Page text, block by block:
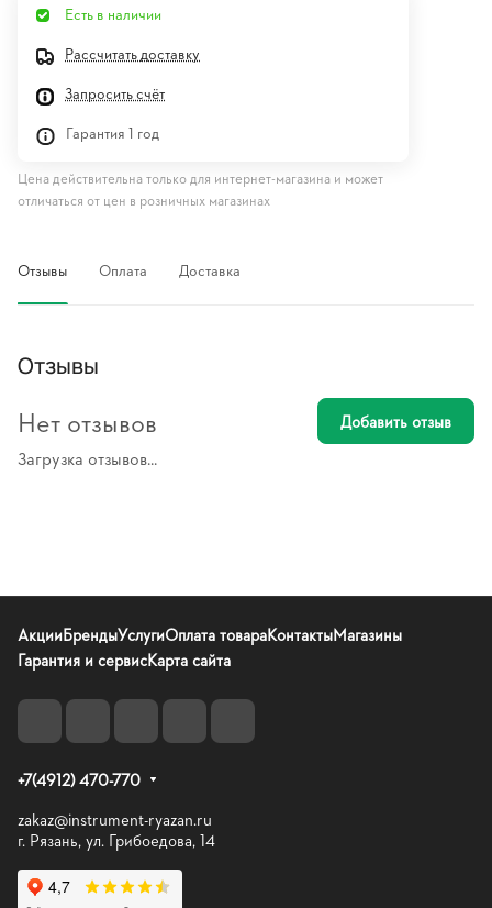
Есть в наличии
Рассчитать доставку
Запросить счёт
Гарантия 1 год
Цена действительна только для интернет-магазина и может
отличаться от цен в розничных магазинах
Отзывы Оплата Доставка
Отзывы
Загрузка отзывов...
Нет отзывов Добавить отзыв
АкцииБрендыУслугиОплата товараКонтактыМагазины
Гарантия и сервисКарта сайта
+7(4912) 470-770
zakaz@instrument-ryazan.ru
г. Рязань, ул. Грибоедова, 14